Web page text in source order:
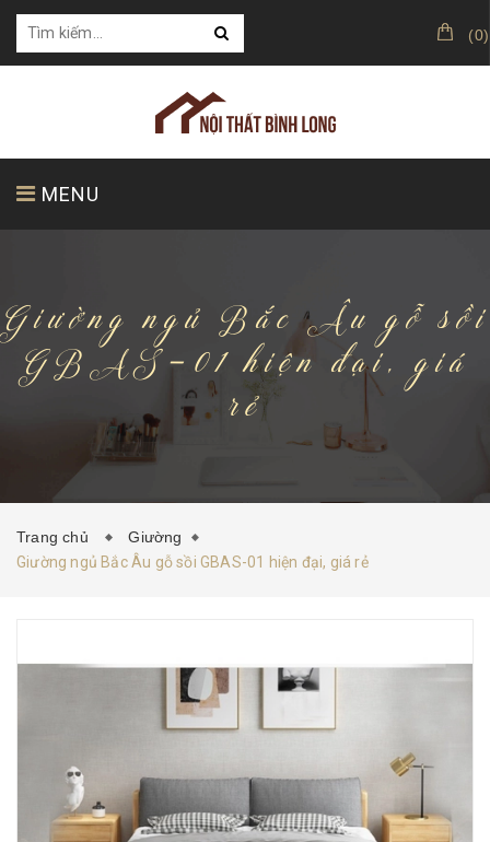
(0)
MENU
KHÁCH HÀNG CỦA CHÚNG TÔI
HƯỚNG DẪN MUA HÀNG
Giường ngủ Bắc Âu gỗ sồi
GBAS-01 hiện đại, giá
rẻ
Trang chủ
Giường
Giường ngủ Bắc Âu gỗ sồi GBAS-01 hiện đại, giá rẻ